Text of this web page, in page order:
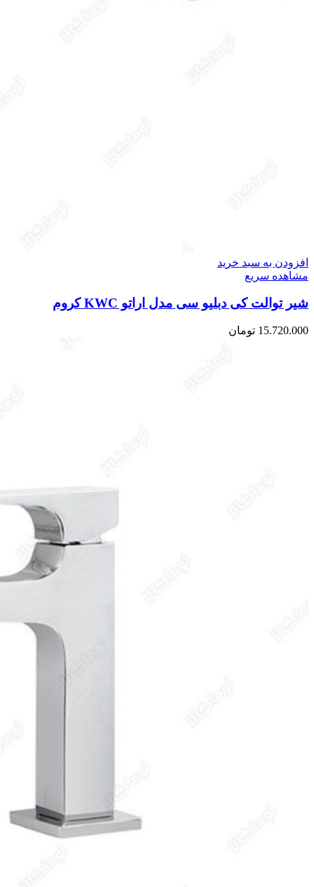
افزودن به سبد خرید
مشاهده سریع
شیر توالت کی دبلیو سی مدل اراتو KWC کروم
15.720.000 تومان